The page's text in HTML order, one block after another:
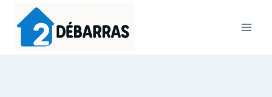
contenu